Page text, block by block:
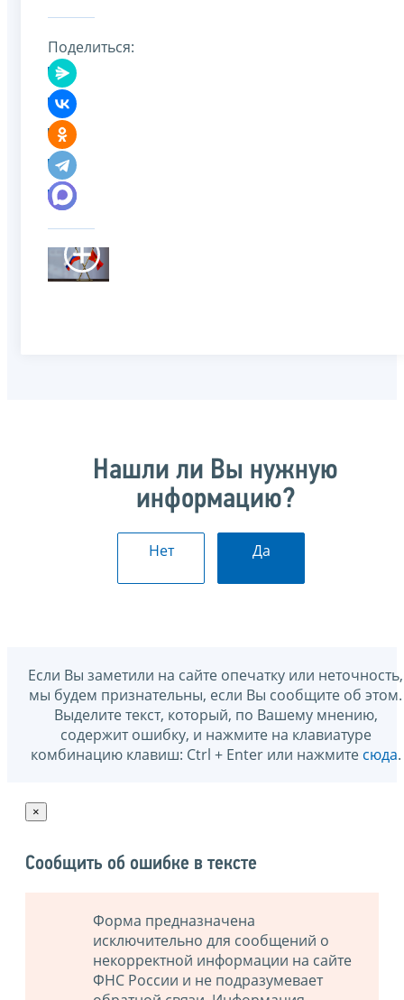
Поделиться:
Нашли ли Вы нужную
информацию?
Нет Да
Если Вы заметили на сайте опечатку или неточность,
мы будем признательны, если Вы сообщите об этом.
Выделите текст, который, по Вашему мнению,
содержит ошибку, и нажмите на клавиатуре
комбинацию клавиш: Ctrl + Enter или нажмите сюда.
×
Сообщить об ошибке в тексте
Форма предназначена
исключительно для сообщений о
некорректной информации на сайте
ФНС России и не подразумевает